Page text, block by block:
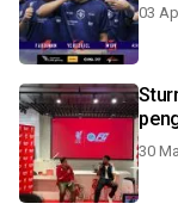
03
30